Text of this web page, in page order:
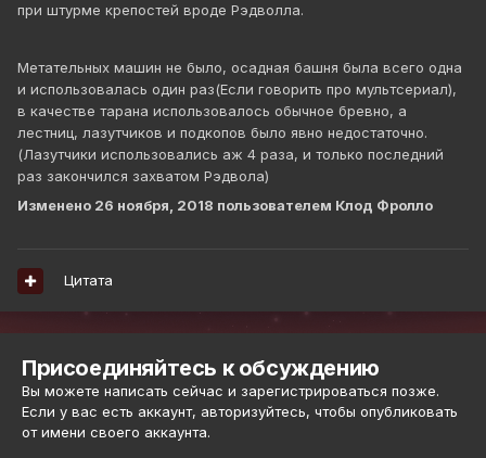
при штурме крепостей вроде Рэдволла.
Метательных машин не было, осадная башня была всего одна
и использовалась один раз(Если говорить про мультсериал),
в качестве тарана использовалось обычное бревно, а
лестниц, лазутчиков и подкопов было явно недостаточно.
(Лазутчики использовались аж 4 раза, и только последний
раз закончился захватом Рэдвола)
Изменено 26 ноября, 2018 пользователем Клод Фролло
Цитата
Присоединяйтесь к обсуждению
Вы можете написать сейчас и зарегистрироваться позже.
Если у вас есть аккаунт, авторизуйтесь, чтобы опубликовать
от имени своего аккаунта.